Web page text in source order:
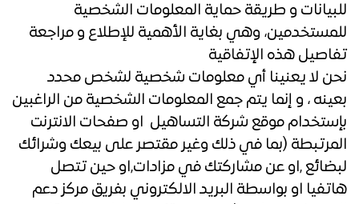
للبيانات و طريقة حماية المعلومات الشخصية
للمستخدمين، وهي بغاية الأهمية للإطلاع و مراجعة
تفاصيل هذه الإتفاقية
نحن لا يعنينا أي معلومات شخصية لشخص محدد
بعينه ، و إنما يتم جمع المعلومات الشخصية من الراغبين
بإستخدام موقع شركة التساهيل او صفحات الانترنت
المرتبطة (بما في ذلك وغير مقتصر على بيعك وشرائك
لبضائع ,او عن مشاركتك في مزادات,او حين تتصل
هاتفيا او بواسطة البريد الالكتروني بفريق مركز دعم